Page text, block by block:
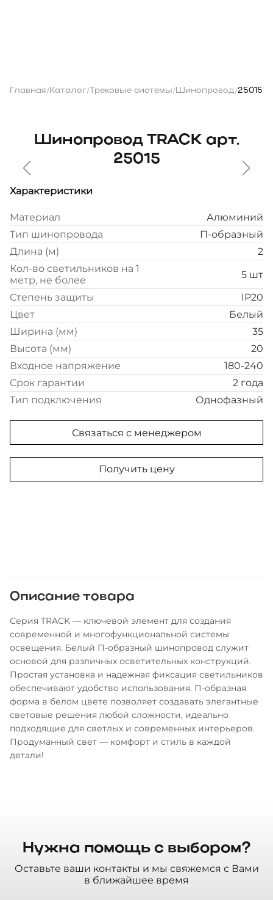
Главная/Каталог/ Трековые системы/Шинопровод/25015
Шинопровод TRACK арт.
25015
Характеристики
Материал
Алюминий
Тип шинопровода
П-образный
Длина (м)
2
Кол-во светильников на 1
метр, не более
5 шт
Степень защиты
IP20
Цвет
Белый
Ширина (мм)
35
Высота (мм)
20
Входное напряжение
180-240
Срок гарантии
2 года
Тип подключения
Однофазный
Связаться с менеджером
Получить цену
Описание товара
Серия TRACK — ключевой элемент для создания
современной и многофункциональной системы
освещения. Белый П-образный шинопровод служит
основой для различных осветительных конструкций.
Простая установка и надежная фиксация светильников
обеспечивают удобство использования. П-образная
форма в белом цвете позволяет создавать элегантные
световые решения любой сложности, идеально
подходящие для светлых и современных интерьеров.
Продуманный свет — комфорт и стиль в каждой
детали!
Нужна помощь с выбором?
Оставьте ваши контакты и мы свяжемся с Вами
в ближайшее время